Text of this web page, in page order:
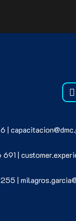
|
|
|